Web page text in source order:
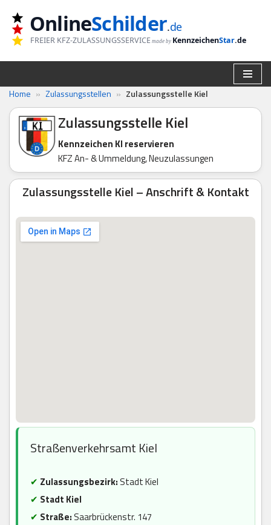
Zum
Inhalt
springen
OnlineSchilder.de
FREIER KFZ-ZULASSUNGSSERVICE made by KennzeichenStar.de
Home » Zulassungsstellen » Zulassungsstelle Kiel
Zulassungsstelle Kiel
Kennzeichen KI reservieren
KFZ An- & Ummeldung, Neuzulassungen
Zulassungsstelle Kiel – Anschrift & Kontakt
Straßenverkehrsamt Kiel
✔ Zulassungsbezirk: Stadt Kiel
✔ Stadt Kiel
✔ Straße: Saarbrückenstr. 147